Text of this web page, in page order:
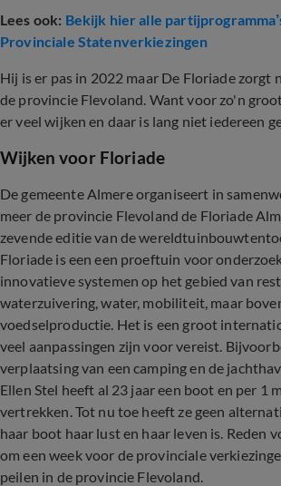
Lees ook: Bekijk hier alle
Provinciale Statenverkiezingen
Hij is er pas in 2022 maar De Floriade zorgt
de provincie Flevoland. Want voor zo'n
er veel wijken en daar is lang niet iedereen
Wijken voor Floriade
De gemeente Almere organiseert in
meer de provincie Flevoland de Floriade
zevende editie van de
Floriade is een een proeftuin voor
innovatieve systemen op het gebied van
waterzuivering, water, mobiliteit, maar
voedselproductie. Het is een groot
veel aanpassingen zijn voor vereist.
verplaatsing van een camping en de
Ellen Stel heeft al 23 jaar een boot en per 1
vertrekken. Tot nu toe heeft ze geen
haar boot haar lust en haar leven is. Reden
om een week voor de provinciale
peilen in de provincie Flevoland.